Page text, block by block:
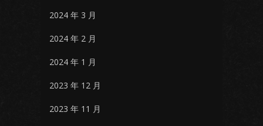
2024 年 3 月
2024 年 2 月
2024 年 1 月
2023 年 12 月
2023 年 11 月